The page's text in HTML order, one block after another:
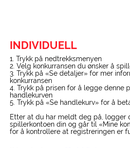
INDIVIDUELL
1. Trykk på nedtrekksmenyen
2. Velg konkurransen du ønsker å
3. Trykk på «Se detaljer» for mer
konkurransen
4. Trykk på prisen for å legge denne
handlekurven
5. Trykk på «Se handlekurv» for å
Etter at du har meldt deg på, logger
spillerkontoen din og går til «Mine
for å kontrollere at registreringen er